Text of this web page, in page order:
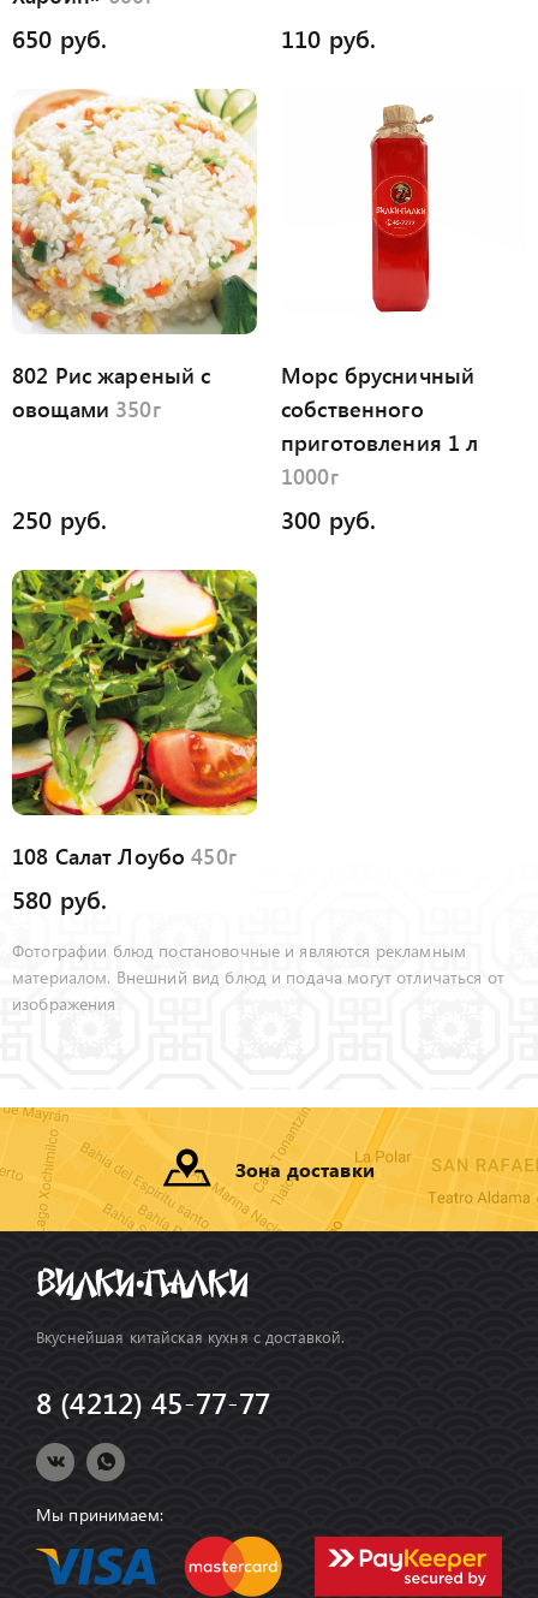
650 руб. 110 руб.
802 Рис жареный с
овощами 350г
250 руб.
Морс брусничный
собственного
приготовления 1 л
1000г
300 руб.
108 Салат Лоубо450г
580 руб.
Фотографии блюд постановочные и являются рекламным
материалом. Внешний вид блюд и подача могут отличаться от
изображения
Зона доставки
Вкуснейшая китайская кухня с доставкой.
8 (4212) 45-77-77
Мы принимаем: